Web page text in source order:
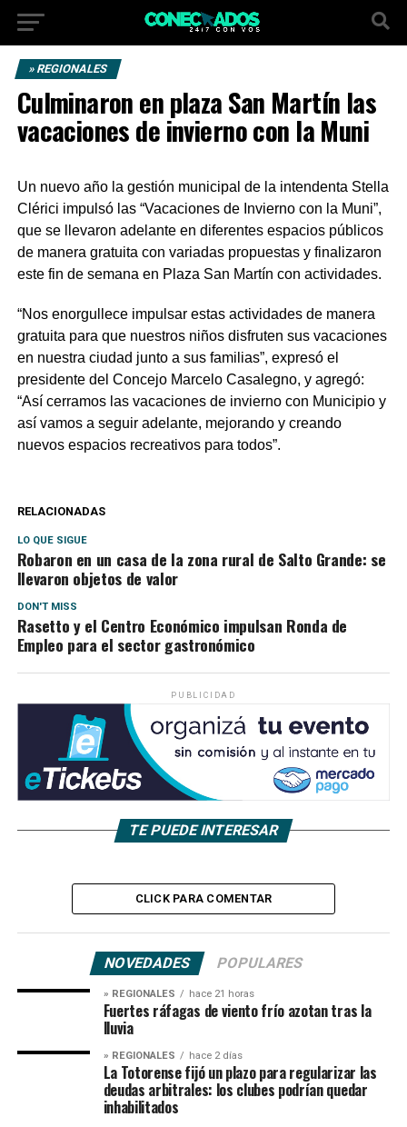
» REGIONALES
Culminaron en plaza San Martín las
vacaciones de invierno con la Muni
Un nuevo año la gestión municipal de la intendenta Stella
Clérici impulsó las “Vacaciones de Invierno con la Muni”,
que se llevaron adelante en diferentes espacios públicos
de manera gratuita con variadas propuestas y finalizaron
este fin de semana en Plaza San Martín con actividades.
“Nos enorgullece impulsar estas actividades de manera
gratuita para que nuestros niños disfruten sus vacaciones
en nuestra ciudad junto a sus familias”, expresó el
presidente del Concejo Marcelo Casalegno, y agregó:
“Así cerramos las vacaciones de invierno con Municipio y
así vamos a seguir adelante, mejorando y creando
nuevos espacios recreativos para todos”.
RELACIONADAS
LO QUE SIGUE
Robaron en un casa de la zona rural de Salto Grande: se
llevaron objetos de valor
DON'T MISS
Rasetto y el Centro Económico impulsan Ronda de
Empleo para el sector gastronómico
PUBLICIDAD
TE PUEDE INTERESAR
CLICK PARA COMENTAR
NOVEDADES POPULARES
» REGIONALES hace 21 horas
Fuertes ráfagas de viento frío azotan tras la
lluvia
» REGIONALES hace 2 días
La Totorense fijó un plazo para regularizar las
deudas arbitrales: los clubes podrían quedar
inhabilitados